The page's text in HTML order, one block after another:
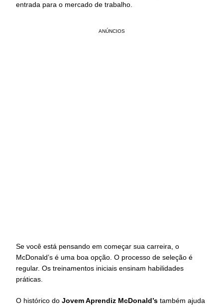
entrada para o mercado de trabalho.
ANÚNCIOS
Se você está pensando em começar sua carreira, o
McDonald’s é uma boa opção. O processo de seleção é
regular. Os treinamentos iniciais ensinam habilidades
práticas.
O histórico do Jovem Aprendiz McDonald’s também ajuda